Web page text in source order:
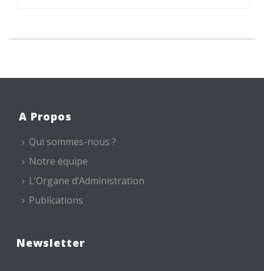
A Propos
Qui sommes-nous ?
Notre équipe
L’Organe d’Administration
Publications
Newsletter